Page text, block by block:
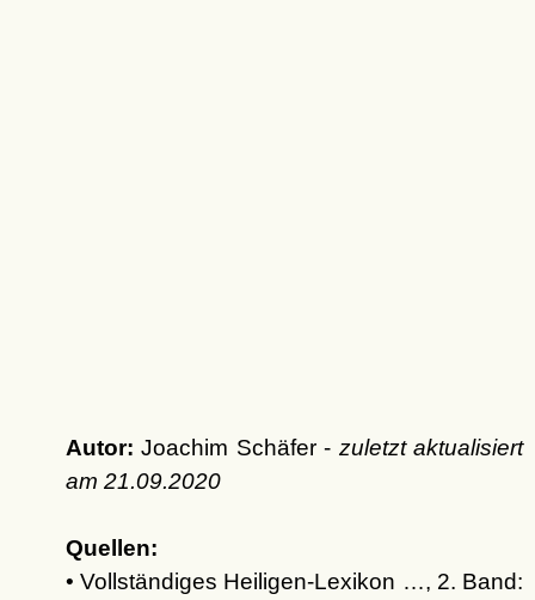
Autor: Joachim Schäfer - zuletzt aktualisiert
am 21.09.2020
Quellen:
• Vollständiges Heiligen-Lexikon …, 2. Band: